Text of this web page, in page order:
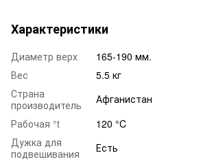
Характеристики
Диаметр верх
165-190 мм.
Вес
5.5 кг
Страна
производитель
Афганистан
Рабочая °t
120 °C
Дужка для
подвешивания
Есть